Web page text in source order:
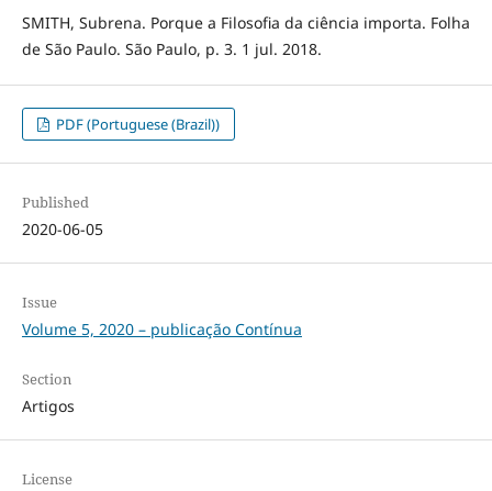
SMITH, Subrena. Porque a Filosofia da ciência importa. Folha
de São Paulo. São Paulo, p. 3. 1 jul. 2018.
PDF (Portuguese (Brazil))
Published
2020-06-05
Issue
Volume 5, 2020 – publicação Contínua
Section
Artigos
License